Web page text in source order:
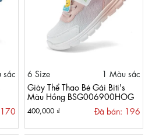
sắc
6 Size
1 Màu sắc
Giày Thể Thao Bé Gái Biti's
Màu Hồng BSG006900HOG
400,000 ₫ Đã bán: 196